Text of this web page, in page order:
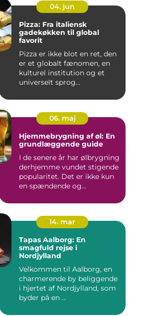
04. jun
Pizza: Fra italiensk
gadekøkken til global
favorit
Pizza er ikke blot en ret, den
er et globalt fænomen, en
kulturel institution og et
universelt sprog...
06. maj
Hjemmebrygning af øl: En
grundlæggende guide
I de senere år har ølbrygning
derhjemme vundet stigende
popularitet. Det er ikke kun
en spændende og...
14. mar
Tapas Aalborg: En
smagfuld rejse i
Nordjylland
Velkommen til Aalborg, en
charmerende by beliggende
i hjertet af Nordjylland, som
byder på en ...